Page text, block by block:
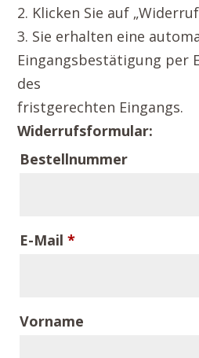
2. Klicken Sie auf
3. Sie erhalten eine
Eingangsbestätigung per
des
fristgerechten Eingangs.
Widerrufsformular:
Bestellnummer
E-Mail*
E
Vorname